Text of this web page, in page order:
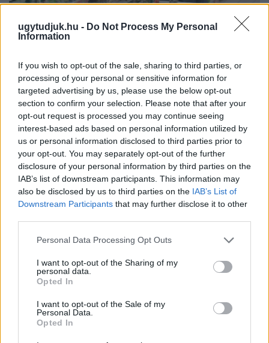
ugytudjuk.hu - Do Not Process My Personal
Information
If you wish to opt-out of the sale, sharing to third parties, or
processing of your personal or sensitive information for
targeted advertising by us, please use the below opt-out
section to confirm your selection. Please note that after your
opt-out request is processed you may continue seeing
interest-based ads based on personal information utilized by
us or personal information disclosed to third parties prior to
your opt-out. You may separately opt-out of the further
disclosure of your personal information by third parties on the
IAB’s list of downstream participants. This information may
also be disclosed by us to third parties on the IAB’s List of
Downstream Participants that may further disclose it to other
Please note that this website/app uses one or more Google
not limited to your visit or usage behaviour. You may click to
grant or deny consent to Google and its third-party tags to
use your data for below specified purposes in below Google
consent section.
Personal Data Processing Opt Outs
I want to opt-out of the Sharing of my
personal data.
Opted In
I want to opt-out of the Sale of my
Personal Data.
Opted In
ÖRÖMHÍR: TÍZ ÉVE NEM VOLT ILYEN ALACSONY AZ
INFLÁCIÓ MAGYARORSZÁGON
Júliusban mindössze 1,2 százalékkal emelkedtek éves
összevetésben a fogyasztói árak, miközben az élelmiszerek ára
már csökkent.
Szólj hozzá!